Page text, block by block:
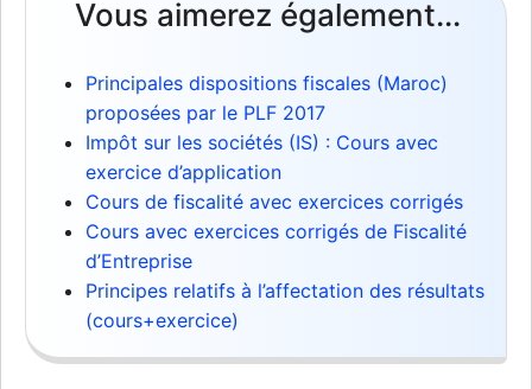
Vous aimerez également...
Principales dispositions fiscales (Maroc)
proposées par le PLF 2017
Impôt sur les sociétés (IS) : Cours avec
exercice d’application
Cours de fiscalité avec exercices corrigés
Cours avec exercices corrigés de Fiscalité
d’Entreprise
Principes relatifs à l’affectation des résultats
(cours+exercice)